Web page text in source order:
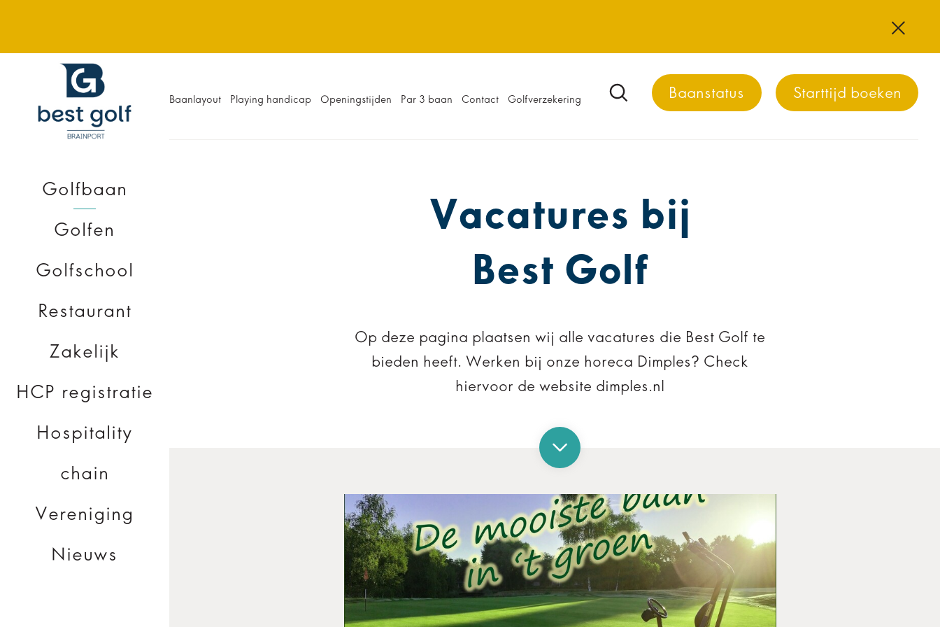
Starttijd boeken
Baanstatus
Baanlayout Playing handicap Openingstijden Par 3 baan Contact Golfverzekering
Golfbaan
Golfen
Golfschool
Restaurant
Zakelijk
HCP registratie
Hospitality
chain
Vereniging
Nieuws
Vacatures bij
Best Golf
Op deze pagina plaatsen wij alle vacatures die Best Golf te
bieden heeft. Werken bij onze horeca Dimples? Check
hiervoor de website dimples.nl